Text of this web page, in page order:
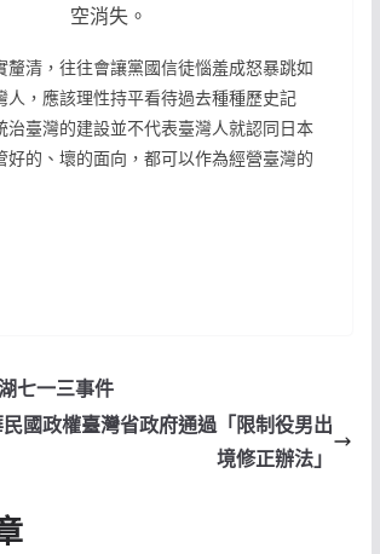
空消失。
釐清，往往會讓黨國信徒惱羞成怒暴跳如
人，應該理性持平看待過去種種歷史記
治臺灣的建設並不代表臺灣人就認同日本
好的、壞的面向，都可以作為經營臺灣的
七一三事件
國政權臺灣省政府通過「限制役男出
境修正辦法」